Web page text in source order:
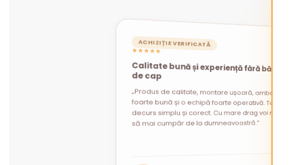
ACHIZIȚIE VERIFICATĂ
★★★★★
Calitate bună și experiență fără bătăi
de cap
„Produs de calitate, montare ușoară, ambalare
foarte bună și o echipă foarte operativă. Totul a
decurs simplu și corect. Cu mare drag voi reveni
să mai cumpăr de la dumneavoastră.”